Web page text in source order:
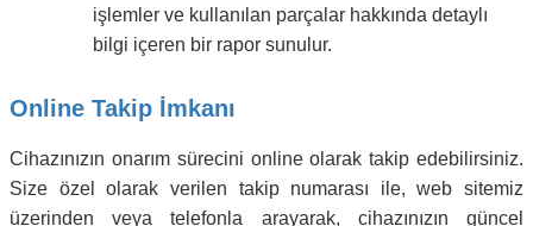
işlemler ve kullanılan parçalar hakkında detaylı
bilgi içeren bir rapor sunulur.
Online Takip İmkanı
Cihazınızın onarım sürecini online olarak takip edebilirsiniz.
Size özel olarak verilen takip numarası ile, web sitemiz
üzerinden veya telefonla arayarak, cihazınızın güncel